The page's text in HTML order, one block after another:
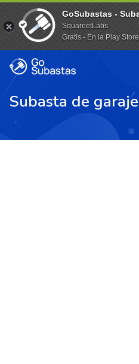
Subasta de
GoSubastas -
SquareetLabs
Gratis - En la Play Store